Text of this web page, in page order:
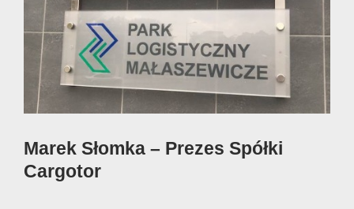
Marek Słomka – Prezes Spółki
Cargotor